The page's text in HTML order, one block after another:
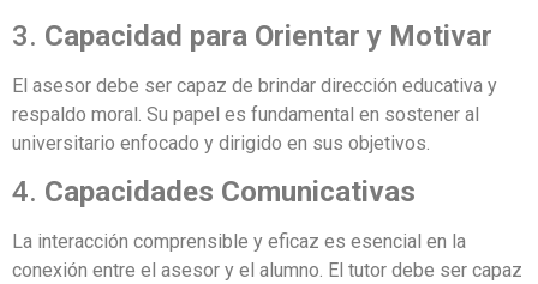
3. Capacidad para Orientar y Motivar
El asesor debe ser capaz de brindar dirección educativa y
respaldo moral. Su papel es fundamental en sostener al
universitario enfocado y dirigido en sus objetivos.
4. Capacidades Comunicativas
La interacción comprensible y eficaz es esencial en la
conexión entre el asesor y el alumno. El tutor debe ser capaz